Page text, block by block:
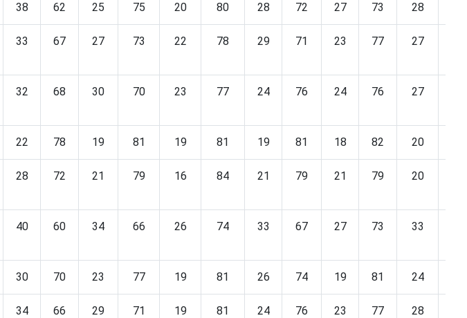
38 62 25 75 20 80 28 72 27 73 28
33 67 27 73 22 78 29 71 23 77 27
32 68 30 70 23 77 24 76 24 76 27
22 78 19 81 19 81 19 81 18 82 20
28 72 21 79 16 84 21 79 21 79 20
40 60 34 66 26 74 33 67 27 73 33
30 70 23 77 19 81 26 74 19 81 24
34 66 29 71 19 81 24 76 23 77 28